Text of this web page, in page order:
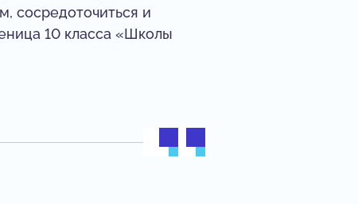
сосредоточиться и
10 класса «Школы